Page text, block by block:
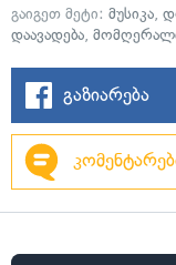
გაიგეთ მეტი: მუსიკა,
დაავადება,
გაზიარება